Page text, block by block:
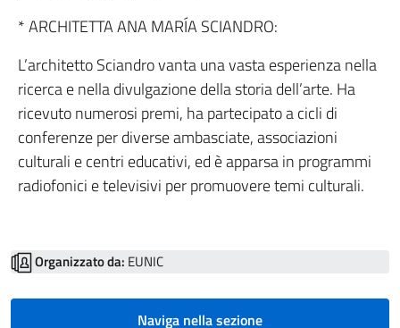
* ARCHITETTA ANA MARÍA SCIANDRO:
L’architetto Sciandro vanta una vasta esperienza nella
ricerca e nella divulgazione della storia dell’arte. Ha
ricevuto numerosi premi, ha partecipato a cicli di
conferenze per diverse ambasciate, associazioni
culturali e centri educativi, ed è apparsa in programmi
radiofonici e televisivi per promuovere temi culturali.
Organizzato da: EUNIC
Naviga nella sezione